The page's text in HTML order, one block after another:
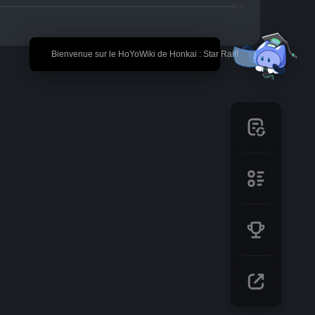
🎉 Bienvenue sur le HoYoWiki de Honkai : Star Rail!